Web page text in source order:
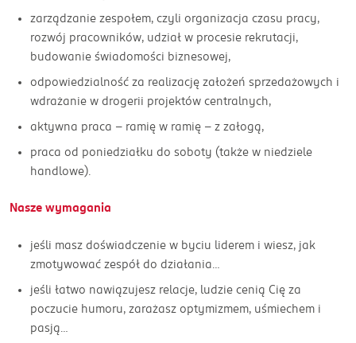
zarządzanie zespołem, czyli organizacja czasu pracy,
rozwój pracowników, udział w procesie rekrutacji,
budowanie świadomości biznesowej,
odpowiedzialność za realizację założeń sprzedażowych i
wdrażanie w drogerii projektów centralnych,
aktywna praca - ramię w ramię - z załogą,
praca od poniedziałku do soboty (także w niedziele
handlowe).
Nasze wymagania
jeśli masz doświadczenie w byciu liderem i wiesz, jak
zmotywować zespół do działania…
jeśli łatwo nawiązujesz relacje, ludzie cenią Cię za
poczucie humoru, zarażasz optymizmem, uśmiechem i
pasją…